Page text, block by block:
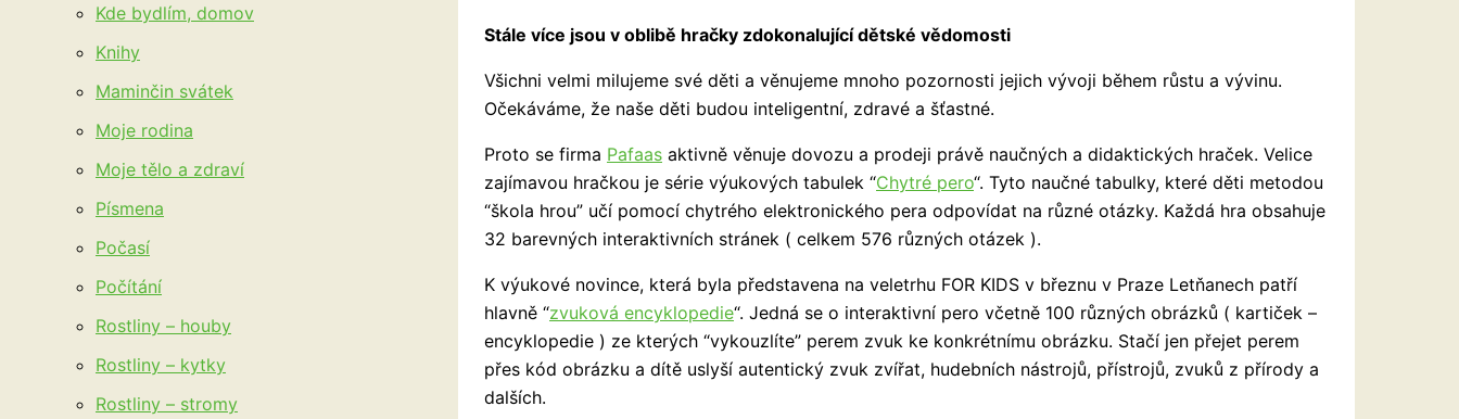
Kde bydlím, domov
Knihy
Maminčin svátek
Moje rodina
Moje tělo a zdraví
Písmena
Počasí
Počítání
Rostliny – houby
Rostliny – kytky
Rostliny – stromy
Stále více jsou v oblibě hračky zdokonalující dětské vědomosti
Všichni velmi milujeme své děti a věnujeme mnoho pozornosti jejich vývoji během růstu a vývinu.
Očekáváme, že naše děti budou inteligentní, zdravé a šťastné.
Proto se firma Pafaas aktivně věnuje dovozu a prodeji právě naučných a didaktických hraček. Velice
zajímavou hračkou je série výukových tabulek “Chytré pero“. Tyto naučné tabulky, které děti metodou
“škola hrou” učí pomocí chytrého elektronického pera odpovídat na různé otázky. Každá hra obsahuje
32 barevných interaktivních stránek ( celkem 576 různých otázek ).
K výukové novince, která byla představena na veletrhu FOR KIDS v březnu v Praze Letňanech patří
hlavně “zvuková encyklopedie“. Jedná se o interaktivní pero včetně 100 různých obrázků ( kartiček –
encyklopedie ) ze kterých “vykouzlíte” perem zvuk ke konkrétnímu obrázku. Stačí jen přejet perem
přes kód obrázku a dítě uslyší autentický zvuk zvířat, hudebních nástrojů, přístrojů, zvuků z přírody a
dalších.